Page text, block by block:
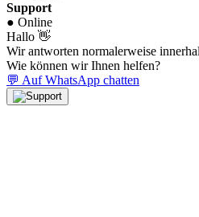
Support
● Online
Hallo 👋
Wir antworten normalerweise
Wie können wir Ihnen helfen?
💬 Auf WhatsApp chatten